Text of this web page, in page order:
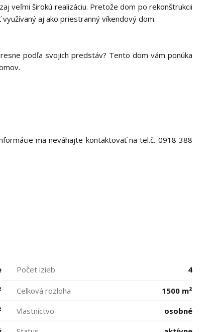
veľmi širokú realizáciu. Pretože dom po rekonštrukcii
aj ako priestranný víkendový dom.
podľa svojich predstáv? Tento dom vám ponúka
ma neváhajte kontaktovať na tel.č. 0918 388
Počet izieb 4
Celková rozloha
1500 m²
Vlastníctvo
osobné